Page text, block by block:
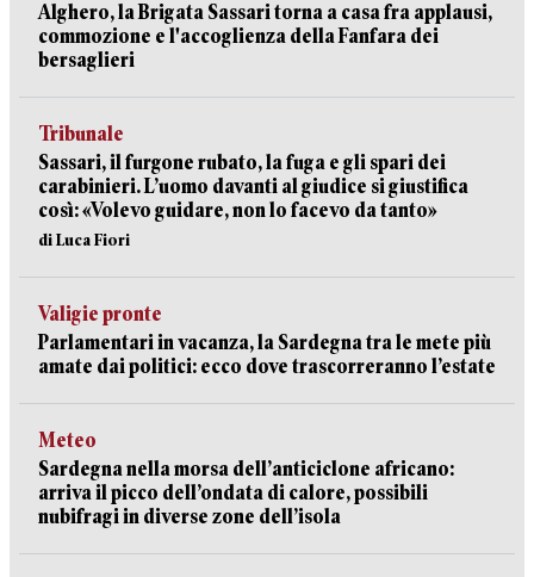
Alghero, la Brigata Sassari torna a casa fra applausi,
commozione e l'accoglienza della Fanfara dei
bersaglieri
Tribunale
Sassari, il furgone rubato, la fuga e gli spari dei
carabinieri. L’uomo davanti al giudice si giustifica
così: «Volevo guidare, non lo facevo da tanto»
di Luca Fiori
Valigie pronte
Parlamentari in vacanza, la Sardegna tra le mete più
amate dai politici: ecco dove trascorreranno l’estate
Meteo
Sardegna nella morsa dell’anticiclone africano:
arriva il picco dell’ondata di calore, possibili
nubifragi in diverse zone dell’isola